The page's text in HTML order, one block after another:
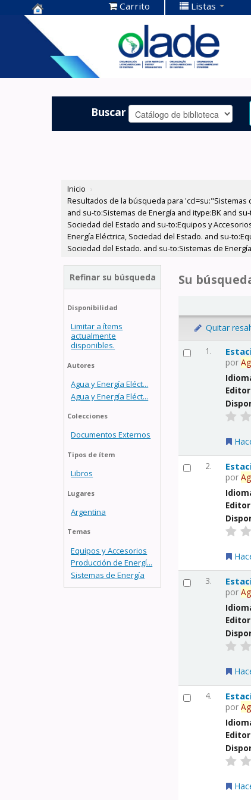
Centro de
Documentación
OLADE -
Carrito Listas
Buscar
Inicio ›
Resultados de la búsqueda para 'ccl=su:"Sistemas
and su-to:Sistemas de Energía and itype:BK and
Sociedad del Estado and su-to:Equipos y
Energía Eléctrica, Sociedad del Estado. and su-
Sociedad del Estado. and su-to:Sistemas de
Refinar su búsqueda
Disponibilidad
Limitar a ítems
actualmente
disponibles.
Autores
Agua y Energía Eléct...
Agua y Energía Eléct...
Colecciones
Documentos Externos
Tipos de ítem
Libros
Lugares
Argentina
Temas
Equipos y Accesorios
Producción de Energí...
Sistemas de Energía
Su
Quitar
1.
por
2.
por
3.
por
4.
por